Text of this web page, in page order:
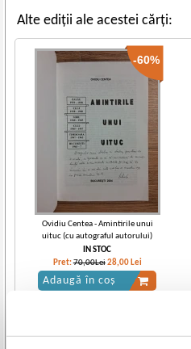
Alte ediții ale acestei cărți:
-60%
Ovidiu Centea - Amintirile unui
uituc (cu autograful autorului)
IN STOC
Pret:70,00Lei 28,00 Lei
Adaugă în coș
Vezi toate edițiile »